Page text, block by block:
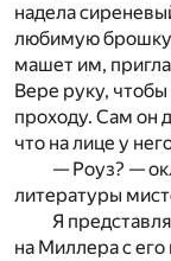
надела
любимую брошку
машет им,
Вере руку,
проходу. Сам он
что на лице у
— Роуз? —
литературы
Я
на Миллера с